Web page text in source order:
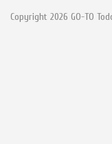
Copyright 2026 GO-TO